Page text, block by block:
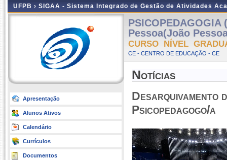
UFPB › SIGAA - Sistema Integrado de Gestão de Atividades
Apresentação
Alunos Ativos
Calendário
Currículos
Documentos
PSICOPEDAGOGIA
Pessoa(João
CURSO NÍVEL
CE - CENTRO DE EDUCAÇÃO - CE
Notícias
Desarquivamento
Psicopedagogo/a